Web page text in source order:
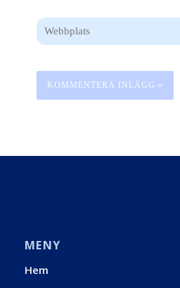
Webbplats
MENY
Hem